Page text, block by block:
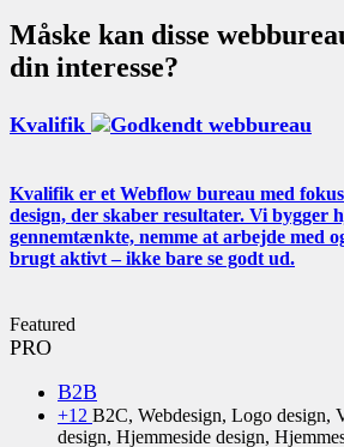
Måske kan disse
din interesse?
Kvalifik
Kvalifik er et Webflow bureau med
design, der skaber resultater. Vi bygger
gennemtænkte, nemme at arbejde med
brugt aktivt – ikke bare se godt ud.
Featured
PRO
B2B
+12 B2C, Webdesign, Logo design,
design, Hjemmeside design,